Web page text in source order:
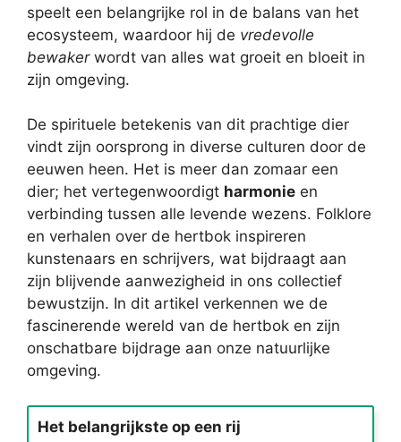
speelt een belangrijke rol in de balans van het
ecosysteem, waardoor hij de vredevolle
bewakerwordt van alles wat groeit en bloeit in
zijn omgeving.
De spirituele betekenis van dit prachtige dier
vindt zijn oorsprong in diverse culturen door de
eeuwen heen. Het is meer dan zomaar een
dier; het vertegenwoordigt harmonie en
verbinding tussen alle levende wezens. Folklore
en verhalen over de hertbok inspireren
kunstenaars en schrijvers, wat bijdraagt aan
zijn blijvende aanwezigheid in ons collectief
bewustzijn. In dit artikel verkennen we de
fascinerende wereld van de hertbok en zijn
onschatbare bijdrage aan onze natuurlijke
omgeving.
Het belangrijkste op een rij